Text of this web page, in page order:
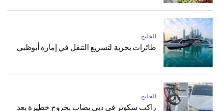
الخليج
طائرات بحرية لتسريع التنقل في إمارة أبوظبي
الخليج
راكب سكوتر في دبي يصاب بجروح خطيرة بعد